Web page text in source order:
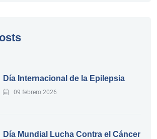
Día Internacional de la Epilepsia
09 febrero 2026
Día Mundial Lucha Contra el Cáncer